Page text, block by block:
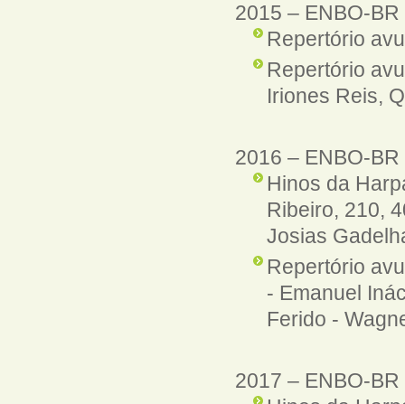
2015 – ENBO-BR
Repertório
Repertório
Iriones Reis,
2016 – ENBO-BR
Hinos da
Ribeiro, 210,
Josias
Repertório
- Emanuel
Ferido -
2017 – ENBO-BR